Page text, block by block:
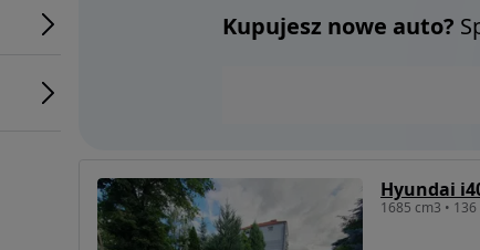
Kupujesz nowe auto?
Hyundai